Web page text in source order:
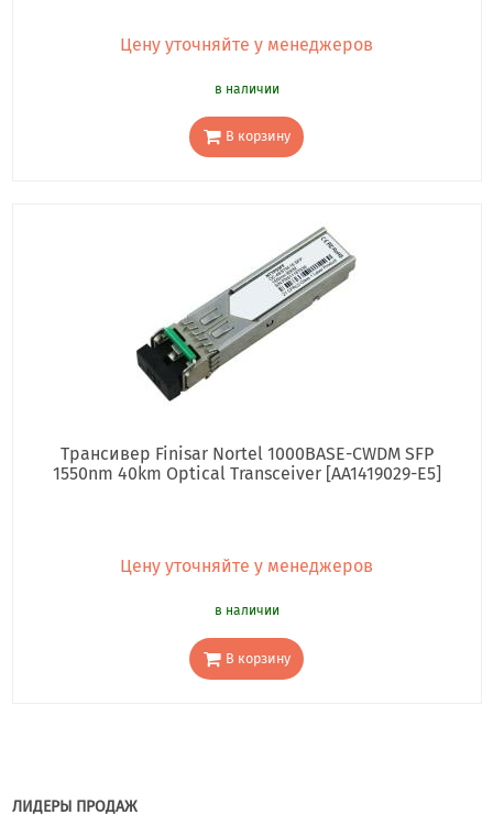
Цену уточняйте у менеджеров
в наличии
В корзину
Трансивер Finisar Nortel 1000BASE-CWDM SFP
1550nm 40km Optical Transceiver [AA1419029-E5]
Цену уточняйте у менеджеров
в наличии
В корзину
ЛИДЕРЫ ПРОДАЖ